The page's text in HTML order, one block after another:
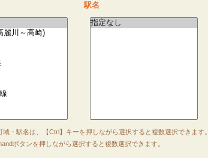
駅名
・駅名は、【Ctrl】キーを押しながら選択すると複数選択できます。
ボタンを押しながら選択すると複数選択できます。